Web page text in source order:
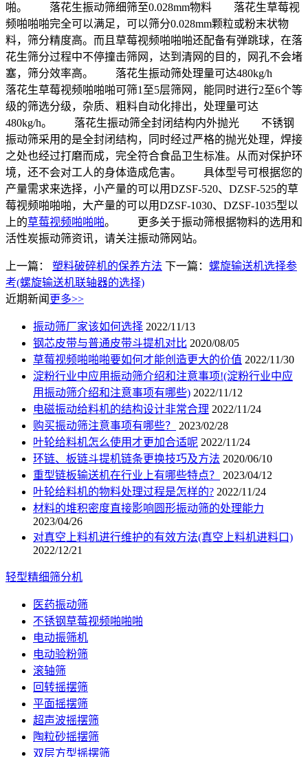
啪。 落花生振动筛细筛至0.028mm物料 落花生草莓视
频啪啪啪完全可以满足，可以筛分0.028mm颗粒或粉末状物
料，筛分精度高。而且草莓视频啪啪啪还配备有弹跳球，在落
花生筛分过程中不停撞击筛网，达到清网的目的，网孔不会堵
塞，筛分效率高。 落花生振动筛处理量可达480kg/h
落花生草莓视频啪啪啪可筛1至5层筛网，能同时进行2至6个等
级的筛选分级，杂质、粗料自动化排出，处理量可达
480kg/h。 落花生振动筛全封闭结构内外抛光 不锈钢
振动筛采用的是全封闭结构，同时经过严格的抛光处理，焊接
之处也经过打磨而成，完全符合食品卫生标准。从而对保护环
境，还不会对工人的身体造成危害。 具体型号可根据您的
产量需求来选择，小产量的可以用DZSF-520、DZSF-525的草
莓视频啪啪啪，大产量的可以用DZSF-1030、DZSF-1035型以
上的草莓视频啪啪啪。 更多关于振动筛根据物料的选用和
活性炭振动筛资讯，请关注振动筛网站。
上一篇： 塑料破碎机的保养方法 下一篇： 螺旋输送机选择参
考(螺旋输送机联轴器的选择)
近期新闻 更多>>
振动筛厂家该如何选择 2022/11/13
钢芯皮带与普通皮带斗提机对比 2020/08/05
草莓视频啪啪啪要如何才能创造更大的价值 2022/11/30
淀粉行业中应用振动筛介绍和注意事项!(淀粉行业中应
用振动筛介绍和注意事项有哪些) 2022/11/12
电磁振动给料机的结构设计非常合理 2022/11/24
购买振动筛注意事项有哪些？
2023/02/28
叶轮给料机怎么使用才更加合适呢 2022/11/24
环链、板链斗提机链条更换技巧及方法 2020/06/10
重型链板输送机在行业上有哪些特点？
2023/04/12
叶轮给料机的物料处理过程是怎样的? 2022/11/24
材料的堆积密度直接影响圆形振动筛的处理能力
2023/04/26
对真空上料机进行维护的有效方法(真空上料机进料口)
2022/12/21
轻型精细筛分机
医药振动筛
不锈钢草莓视频啪啪啪
电动振筛机
电动验粉筛
滚轴筛
回转摇摆筛
平面摇摆筛
超声波摇摆筛
陶粒砂摇摆筛
双层方型摇摆筛